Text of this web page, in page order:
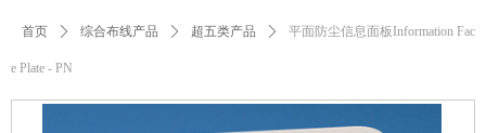
首页 ꄲ 综合布线产品 ꄲ 超五类产品 ꄲ 平面防尘信息面板Information Fac
e Plate - PN